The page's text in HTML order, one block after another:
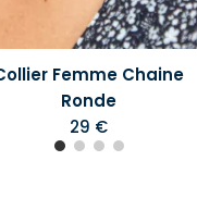
Femme Chaine
Ronde
29 €